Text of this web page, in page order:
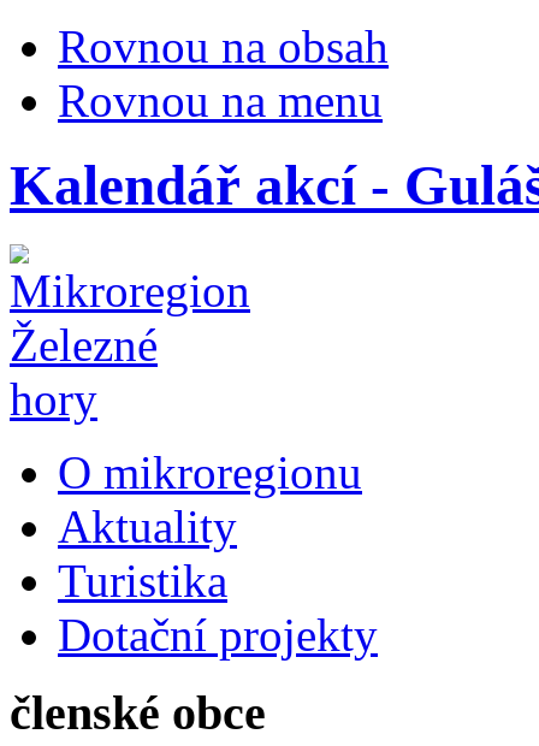
Rovnou na obsah
Rovnou na menu
Kalendář akcí -
O mikroregionu
Aktuality
Turistika
Dotační projekty
členské obce